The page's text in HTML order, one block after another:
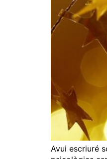
Avui escriuré